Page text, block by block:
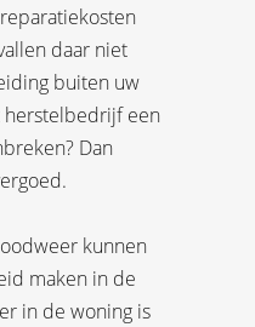
daar niet
buiten uw
een
Dan
kunnen
maken in de
in de woning is